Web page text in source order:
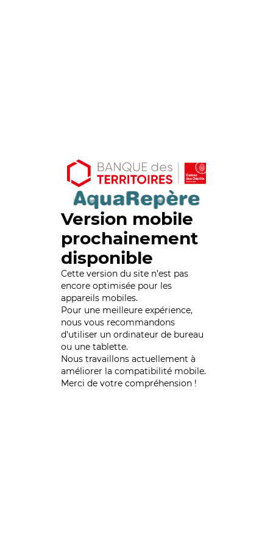
Version mobile
prochainement
disponible
Cette version du site n’est pas
encore optimisée pour les
appareils mobiles.
Pour une meilleure expérience,
nous vous recommandons
d'utiliser un ordinateur de bureau
ou une tablette.
Nous travaillons actuellement à
améliorer la compatibilité mobile.
Merci de votre compréhension !